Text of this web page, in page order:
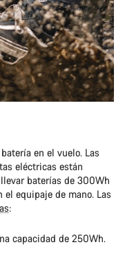
en el vuelo. Las
eléctricas están
baterías de 300Wh
el equipaje de mano. Las
:
capacidad de 250Wh.